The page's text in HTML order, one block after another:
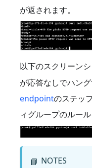
が返されます。
以下のスクリーンシ
が応答なしでハング
endpointのステッ
ィグループのルー
📘 NOTES